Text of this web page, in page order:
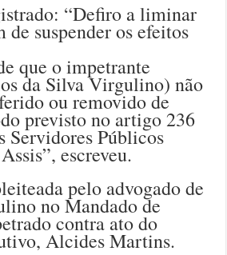
“Defiro a liminar
suspender os efeitos
que o impetrante
da Silva Virgulino) não
ou removido de
previsto no artigo 236
Servidores Públicos
escreveu.
pelo advogado de
no Mandado de
contra ato do
Alcides Martins.